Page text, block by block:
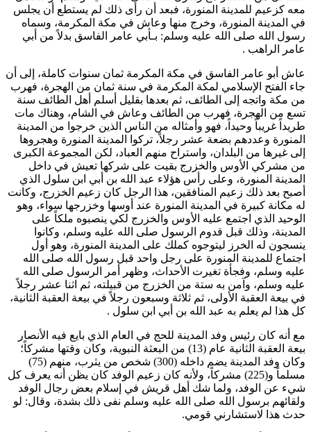
معه كزعيم للمدينة المنورة، فبعد أن رأى ذلك لم يستطع أن يجلس
في المدينة المنورة، وخرج منها وعاش في مكة المكرمة، وسماه
رسول الله صلى الله عليه وسلم: بـأبي عامر الفاسق بدلاً من أبي
عامر الراهب .
عاش أبو عامر الفاسق في مكة المكرمة ثمان سنوات كاملة، إلى أن
جاء الفتح الإسلامي لمكة المكرمة في سنة ثمان من الهجرة، فهرب
من مكة واتجه إلى الطائف، ثم بعدها بقليل أسلم أهل الطائف سنة
تسع من الهجرة، فهرب من الطائف وعاش في الشام، وهناك مات
طريداً غريباً وحيداً، فهو وأمثاله من الناس الذين خرجوا من المدينة
المنورة وعددهم بضعة عشر رجلاً، تركوا المدينة المنورة وهجروها
إلى غيرها من البلدان، واستراح منهم العباد، لكن المجموعة الكبرى
من مشركي الأوس والخزرج بقيت على شركها تعيش في داخل
المدينة المنورة، وعلى رأس هؤلاء عبد الله بن أبي ابن سلول الذي
أصبح بعد ذلك زعيم المنافقين، هذا الرجل كان زعيم الخزرج، وكانت
له مكانة كبيرة في المدينة المنورة عند أوسها وخزرجها سواء، وهو
الوحيد الذي اجتمع عليه الأوس والخزرج لكي ينصبوه ملكاً على
المدينة، وذلك قبل قدوم الرسول صلى الله عليه وسلم، وكانوا
ينسجون له الخرز ليتوجوه كملك على المدينة المنورة، وهو أول
اجتماع للمدينة المنورة على رجل واحد قبل رسول الله صلى الله
عليه وسلم، وفجأة تغيرت الأحداث، وظهر أمر الرسول صلى الله
عليه وسلم، وآمن به ستة من الخزرج من قبيلته، ثم اثنا عشر رجلاً
في بيعة العقبة الأولى، ثم ثلاثة وسبعون رجلاً في بيعة العقبة الثانية،
كل هذا لم يعلم به عبد الله بن أبي ابن سلول .
مع أنه كان رئيس وفد المدينة للحج في العام الذي بايع فيه الأنصار
بيعة العقبة الثانية عام (13) من البعثة النبوية، وكان وقتها مشركاً؛
وكان وفد المدينة يضم داخله (300) شخص من يثرب، منهم (75)
مسلماً و(225) مشركاً، ولأنه كان زعيم الوفد كان يظن أنه يعرف كل
شيء عن الوفد، ولما شك أهل قريش في إسلام بعض رجال الوفد
ولقائهم برسول الله صلى الله عليه وسلم نفى ذلك بشدة، وقال: لو
حدث هذا لاستشارني قومي.